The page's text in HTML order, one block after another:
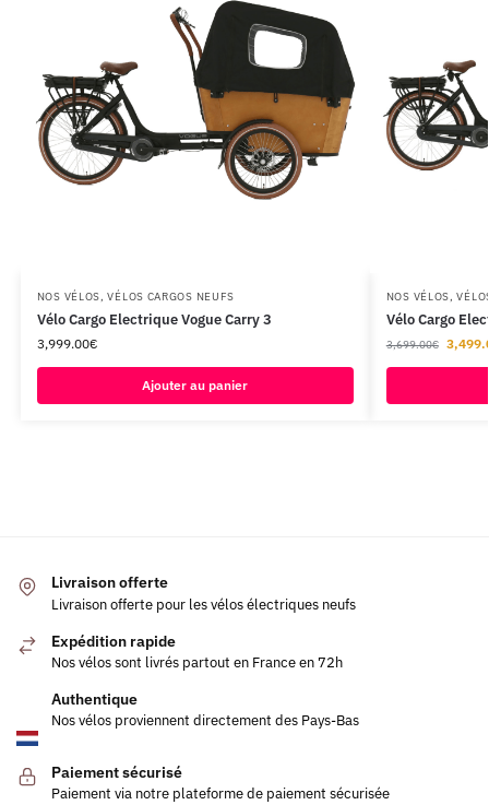
NOS VÉLOS,VÉLOS CARGOS NEUFS
Vélo Cargo Electrique Vogue Carry 3
3,999.00€
Ajouter au panier
NOS VÉLOS,
Vélo Cargo
3,699.00€
Livraison offerte
Livraison offerte pour les vélos électriques neufs
Expédition rapide
Nos vélos sont livrés partout en France en 72h
Authentique
Nos vélos proviennent directement des Pays-Bas
Paiement sécurisé
Paiement via notre plateforme de paiement sécurisée